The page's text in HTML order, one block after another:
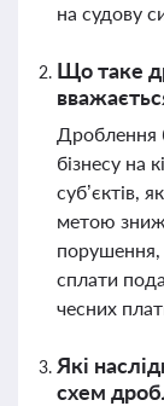
на судову
Що таке
Дроблення
бізнесу на
суб’єктів,
метою
порушення,
сплати
чесних
Які
схем